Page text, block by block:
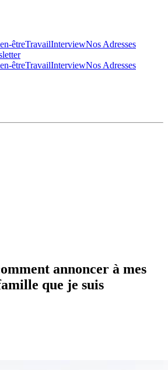
êtreTravailInterviewNos Adresses
êtreTravailInterviewNos Adresses
annoncer à mes
que je suis